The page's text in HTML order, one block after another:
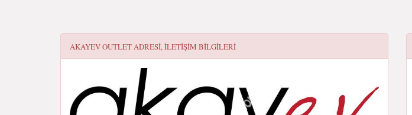
AKAYEV OUTLETADRESI, ILETIŞIM BILGILERI